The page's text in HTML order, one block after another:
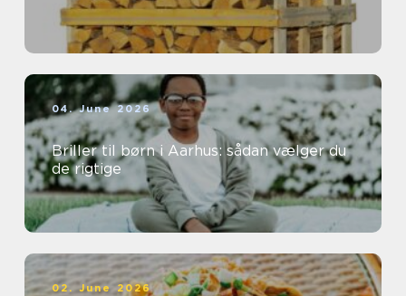
04. June 2026
Briller til børn i Aarhus: sådan vælger du
de rigtige
02. June 2026